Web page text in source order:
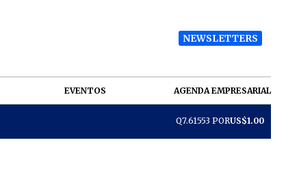
NEWSLETTERS
EVENTOS AGENDA EMPRESARIAL
Q7.61553 PORUS$1.00